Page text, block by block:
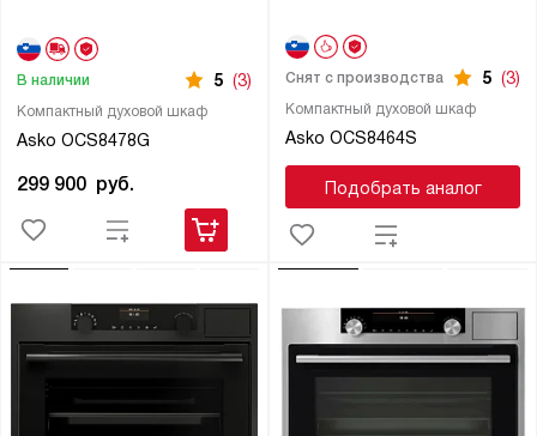
Компактный духовой шкаф
Asko OCS8478G
В наличии 5 (3)
299 900 руб.
Компактный духовой шкаф
Asko OCS8464S
Снят с производства 5 (3)
Подобрать аналог